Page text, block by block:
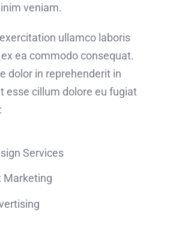
veniam.
ullamco laboris
ea commodo consequat.
dolor in reprehenderit in
esse cillum dolore eu fugiat
Services
Marketing